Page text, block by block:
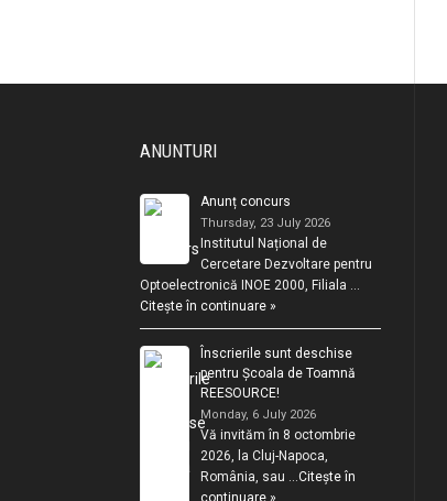
ANUNTURI
Anunț concurs
Thursday, 23 July 2026
Institutul Național de
Cercetare Dezvoltare pentru
Optoelectronică INOE 2000, Filiala …
Citește în continuare »
Înscrierile sunt deschise
pentru Școala de Toamnă
REESOURCE!
Monday, 6 July 2026
Vă invităm în 8 octombrie
2026, la Cluj-Napoca,
România, sau … Citește în
continuare »